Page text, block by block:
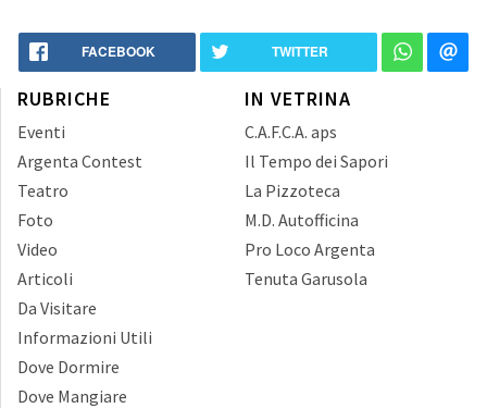
FACEBOOK TWITTER
RUBRICHE
Eventi
Argenta Contest
Teatro
Foto
Video
Articoli
Da Visitare
Informazioni Utili
Dove Dormire
Dove Mangiare
IN VETRINA
C.A.F.C.A. aps
Il Tempo dei Sapori
La Pizzoteca
M.D. Autofficina
Pro Loco Argenta
Tenuta Garusola